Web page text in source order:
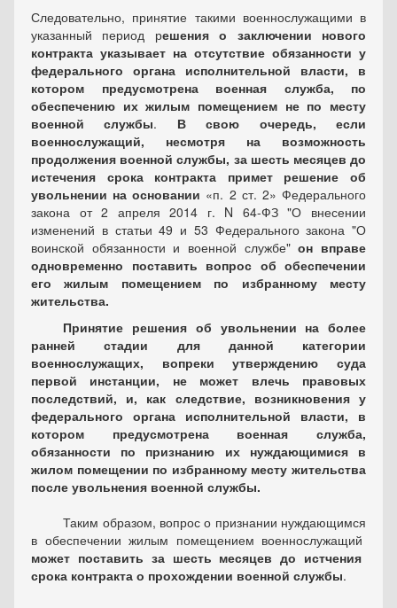
Следовательно, принятие такими военнослужащими в
указанный период решения о заключении нового
контракта указывает на отсутствие обязанности у
федерального органа исполнительной власти, в
котором предусмотрена военная служба, по
обеспечению их жилым помещением не по месту
военной службы.
В свою очередь, если
военнослужащий, несмотря на возможность
продолжения военной службы, за шесть месяцев до
истечения срока контракта примет решение об
увольнении на основании
п. 2 ст. 2
Федерального
закона от 2 апреля 2014 г. N 64-ФЗ "О внесении
изменений в статьи 49 и 53 Федерального закона "О
воинской обязанности и военной службе"он вправе
одновременно поставить вопрос об обеспечении
его жилым помещением по избранному месту
жительства.
Принятие решения об увольнении на более
ранней стадии для данной категории
военнослужащих, вопреки утверждению суда
первой инстанции, не может влечь правовых
последствий, и, как следствие, возникновения у
федерального органа исполнительной власти, в
котором предусмотрена военная служба,
обязанности по признанию их нуждающимися в
жилом помещении по избранному месту жительства
после увольнения военной службы.
Таким образом, вопрос о признании нуждающимся
в обеспечении жилым помещением военнослужащий
может поставить за шесть месяцев до истчения
срока контракта о прохождении военной службы.